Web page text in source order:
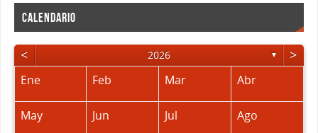
CALENDARIO
< 2026 ▼ >
Ene Feb Mar Abr
May Jun Jul Ago